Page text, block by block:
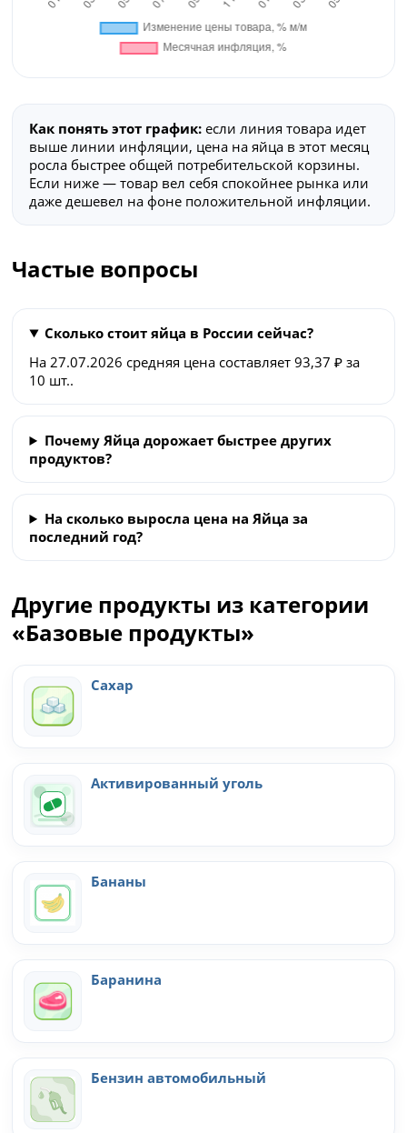
Как понять этот график: если линия товара идет
выше линии инфляции, цена на яйца в этот месяц
росла быстрее общей потребительской корзины.
Если ниже — товар вел себя спокойнее рынка или
даже дешевел на фоне положительной инфляции.
Частые вопросы
Сколько стоит яйца в России сейчас?
На 27.07.2026 средняя цена составляет 93,37 ₽ за
10 шт..
Почему Яйца дорожает быстрее других
продуктов?
На сколько выросла цена на Яйца за
последний год?
Другие продукты из категории
«Базовые продукты»
Сахар
Активированный уголь
Бананы
Баранина
Бензин автомобильный